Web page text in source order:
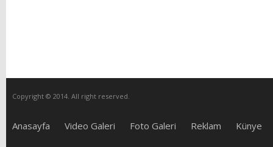
Copyright © 2014. All right reserved.
Anasayfa Video Galeri Foto Galeri Reklam Künye